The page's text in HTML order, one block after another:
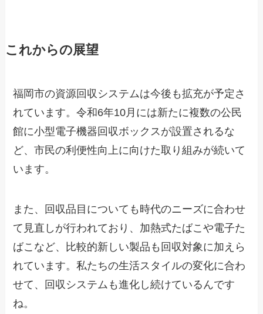
これからの展望
福岡市の資源回収システムは今後も拡充が予定さ
れています。令和6年10月には新たに複数の公民
館に小型電子機器回収ボックスが設置されるな
ど、市民の利便性向上に向けた取り組みが続いて
います。
また、回収品目についても時代のニーズに合わせ
て見直しが行われており、加熱式たばこや電子た
ばこなど、比較的新しい製品も回収対象に加えら
れています。私たちの生活スタイルの変化に合わ
せて、回収システムも進化し続けているんです
ね。